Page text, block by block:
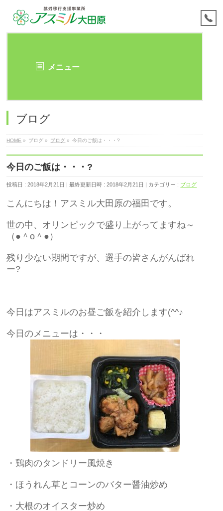
メニュー
ブログ
HOME » ブログ » ブログ » 今日のご飯は・・・?
今日のご飯は・・・?
投稿日 : 2018年2月21日 最終更新日時 : 2018年2月21日 カテゴリー : ブログ
こんにちは！アスミル大田原の福田です。
世の中、オリンピックで盛り上がってますね～
（●＾o＾●）
残り少ない期間ですが、選手の皆さんがんばれ
ー?
今日はアスミルのお昼ご飯を紹介します(^^♪
今日のメニューは・・・
・鶏肉のタンドリー風焼き
・ほうれん草とコーンのバター醤油炒め
・大根のオイスター炒め